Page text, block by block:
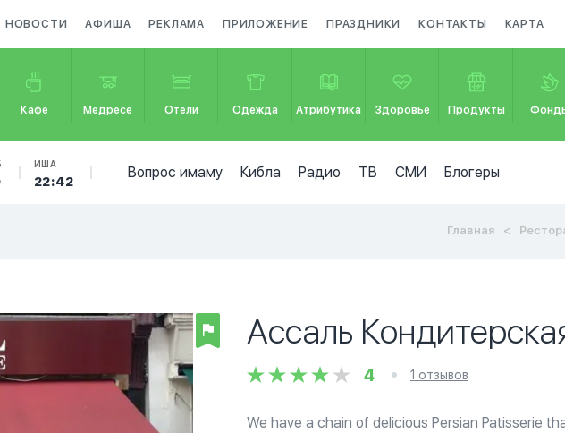
НОВОСТИ АФИША РЕКЛАМА ПРИЛОЖЕНИЕ ПРАЗДНИКИ КОНТАКТЫ КАРТА
Кафе Медресе Отели Одежда Атрибутика Здоровье Продукты
ИША
22:42
Вопрос имаму Кибла Радио ТВ СМИ Блогеры
Главная
Ассаль
4 1 отзывов
We have a chain of delicious Persian Patisserie